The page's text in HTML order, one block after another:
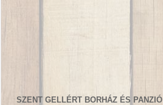
SZENT GELLÉRT BORHÁZ ÉS PANZIÓ